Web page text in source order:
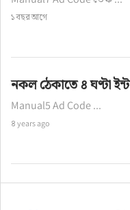
১ বছর আগে
নকল ঠেকাতে ৪ ঘণ্টা
Manual5 Ad Code ...
৪ years ago